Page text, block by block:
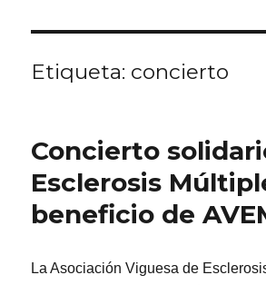
Etiqueta: concierto
Concierto
Esclerosis
beneficio de
La Asociación Viguesa de